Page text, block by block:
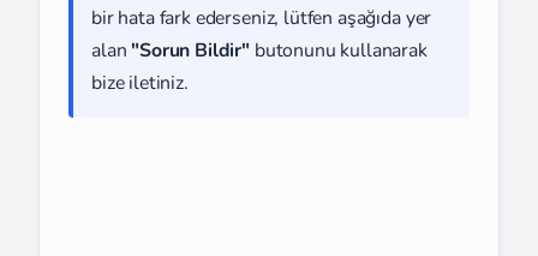
bir hata fark ederseniz, lütfen aşağıda yer
alan "Sorun Bildir" butonunu kullanarak
bize iletiniz.